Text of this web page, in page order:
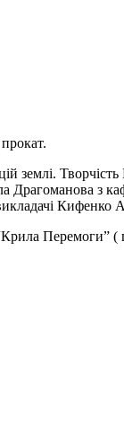
Творчість
Драгоманова з
(викладачі
Перемоги” (